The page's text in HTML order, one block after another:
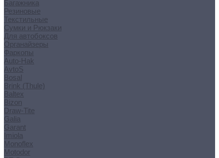
Багажника
Резиновые
Текстильные
Сумки и Рюкзаки
Для автобоксов
Органайзеры
Фаркопы
Auto-Hak
AvtoS
Bosal
Brink (Thule)
Baltex
Bizon
Draw-Tite
Galia
Garant
Imiola
Monoflex
Motodor